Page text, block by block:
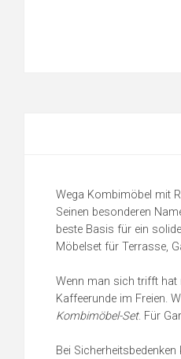
Wega Kombimöbel mit
Seinen besonderen
beste Basis für ein
Möbelset für Terrasse,
Wenn man sich trifft hat
Kaffeerunde im Freien.
Kombimöbel-Set. Für
Bei